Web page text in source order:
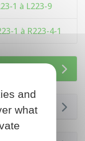
1 à L223-9
1 à R223-4-1
and
what